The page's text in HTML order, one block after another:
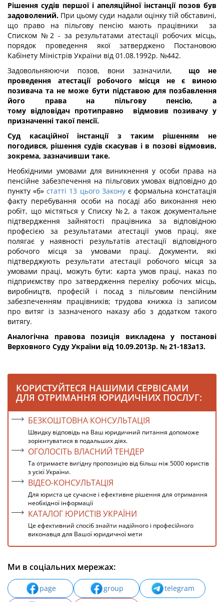
Рішення судів першої і апеляційної інстанції позов був
задоволений. При цьому суди надали оцінку тій обставині,
що право на пільгову пенсію мають працівники за
Списком №2 - за результатами атестації робочих місць,
порядок проведення якої затверджено Постановою
Кабінету Міністрів України від 01.08.1992р. №442.
Задовольняюючи позов, вони зазначили,
що не
проведення атестації робочого місця не є виною
позивача та не може бути підставою для позбавлення
його права на пільгову пенсію, а
тому відповідач протиправно відмовив позивачу у
призначенні такої пенсії.
Суд касаційної інстанції з таким рішенням не
погодився, рішення судів скасував і в позові відмовив,
зокрема, зазначивши таке.
Необхідними умовами для виникнення у особи права на
пенсійне забезпечення на пільгових умовах відповідно до
пункту «б»статті 13 цього Законує формальна констатація
факту перебування особи на посаді або виконання нею
робіт, що містяться у Списку №2, а також документальне
підтвердження зайнятості працівника за відповідною
професією за результатами атестації умов праці, яке
полягає у наявності результатів атестації відповідного
робочого місця за умовами праці. Документи, які
підтверджують результати атестації робочого місця за
умовами праці, можуть бути: карта умов праці, наказ по
підприємству про затвердження переліку робочих місць,
виробництв, професій і посад з пільговим пенсійним
забезпеченням працівників; трудова книжка із записом
про витяг із зазначеного наказу або з додатком такого
витягу.
Аналогічна правова позиція викладена у постанові
Верховного Суду України від 10.09.2013р. № 21-183а13.
КОРИСТУЙТЕСЯ НАШИМИ СЕРВІСАМИ
ДЛЯ ОТРИМАННЯ ЮРИДИЧНИХ ПОСЛУГ:
БЕЗКОШТОВНА КОНСУЛЬТАЦІЯ
Швидку відповідь на Ваш юридичний питання допоможе
зорієнтуватися в подальших діях.
ОГОЛОСІТЬ ВЛАСНИЙ ТЕНДЕР
Та отримаєте вигідну пропозицію від більш ніж 5000 юристів
з усієї України.
ВІДЕО-КОНСУЛЬТАЦІЯ
Для юриста це сучасне і ефективне рішення для отримання
необхідної інформації
КАТАЛОГ ЮРИСТІВ УКРАЇНИ
Це ефективний спосіб знайти надійного і професійного
виконавця для Вашої юридичної мети
Ми в соціальних мережах:
page group telegram